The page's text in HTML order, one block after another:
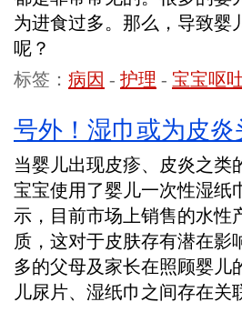
为进食过多。那么，导致婴
呢？
标签： 病因 - 护理 - 宝宝呕
号外！湿巾或为皮炎
当婴儿出现皮疹、皮炎之类
宝宝使用了婴儿一次性湿纸
示，目前市场上销售的水性
质，这对于皮肤存有潜在
多的父母及家长在照顾婴儿
儿尿片、湿纸巾之间存在关